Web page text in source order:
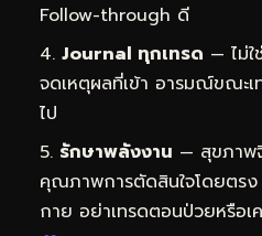
Follow-through ดี
Journal ทุกเทรด — ไม่
จดเหตุผลที่เข้า อารมณ์ขณะเ
ไป
รักษาพลังงาน — สุขภาพ
คุณภาพการตัดสินใจโดยตร
กาย อย่าเทรดตอนป่วยหรือเ